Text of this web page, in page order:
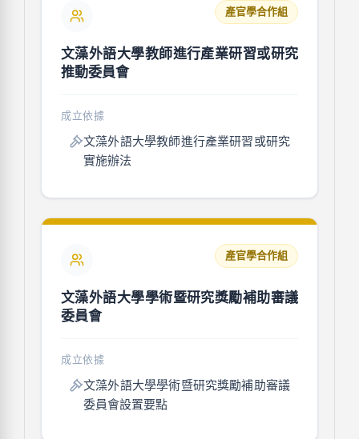
產官學合作組
文藻外語大學教師進行產業研習或研究
推動委員會
成立依據
文藻外語大學教師進行產業研習或研究
實施辦法
產官學合作組
文藻外語大學學術暨研究獎勵補助審議
委員會
成立依據
文藻外語大學學術暨研究獎勵補助審議
委員會設置要點